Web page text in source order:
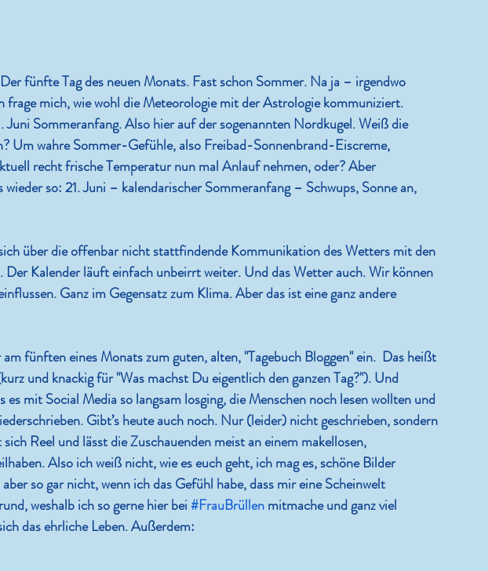
fünfte Tag des neuen Monats. Fast schon Sommer. Na ja – irgendwo
frage mich, wie wohl die Meteorologie mit der Astrologie kommuniziert.
Juni Sommeranfang. Also hier auf der sogenannten Nordkugel. Weiß die
Um wahre Sommer-Gefühle, also Freibad-Sonnenbrand-Eiscreme,
recht frische Temperatur nun mal Anlauf nehmen, oder? Aber
so: 21. Juni – kalendarischer Sommeranfang – Schwups, Sonne an,
über die offenbar nicht stattfindende Kommunikation des Wetters mit den
Der Kalender läuft einfach unbeirrt weiter. Und das Wetter auch. Wir können
Ganz im Gegensatz zum Klima. Aber das ist eine ganz andere
fünften eines Monats zum guten, alten, "Tagebuch Bloggen" ein.  Das heißt
und knackig für "Was machst Du eigentlich den ganzen Tag?"). Und
es mit Social Media so langsam losging, die Menschen noch lesen wollten und
Gibt’s heute auch noch. Nur (leider) nicht geschrieben, sondern
Reel und lässt die Zuschauenden meist an einem makellosen,
Also ich weiß nicht, wie es euch geht, ich mag es, schöne Bilder
so gar nicht, wenn ich das Gefühl habe, dass mir eine Scheinwelt
weshalb ich so gerne hier bei #FrauBrüllen mitmache und ganz viel
das ehrliche Leben. Außerdem: